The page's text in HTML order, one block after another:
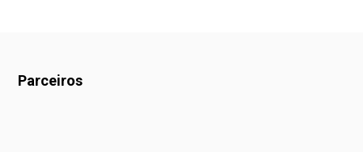
Parceiros